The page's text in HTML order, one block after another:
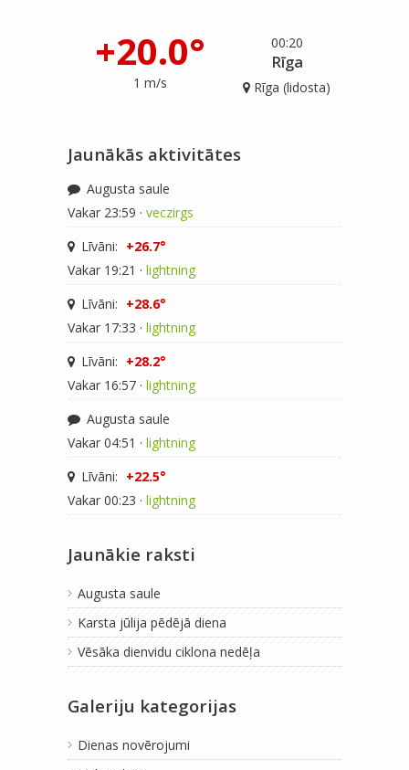
00:20
+20.0°
1 m/s
Rīga
Rīga (lidosta)
Jaunākās aktivitātes
Augusta saule
Vakar 23:59 · veczirgs
Līvāni: +26.7°
Vakar 19:21 · lightning
Līvāni: +28.6°
Vakar 17:33 · lightning
Līvāni: +28.2°
Vakar 16:57 · lightning
Augusta saule
Vakar 04:51 · lightning
Līvāni: +22.5°
Vakar 00:23 · lightning
Jaunākie raksti
Augusta saule
Karsta jūlija pēdējā diena
Vēsāka dienvidu ciklona nedēļa
Galeriju kategorijas
Dienas novērojumi